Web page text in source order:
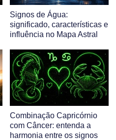
Signos de Água:
significado, características e
influência no Mapa Astral
Combinação Capricórnio
com Câncer: entenda a
harmonia entre os signos